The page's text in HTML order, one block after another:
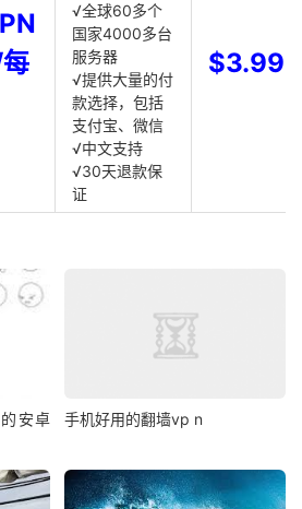
√全球60多个
国家4000多台
服务器
√提供大量的付
款选择，包括
支付宝、微信
√中文支持
√30天退款保
证
$3.99
安卓
手机好用的翻墙vp n